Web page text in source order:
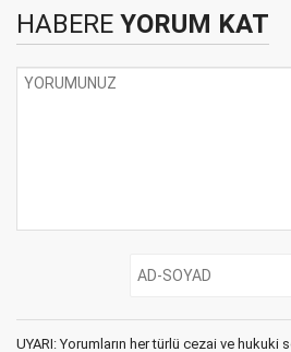
HABERE YORUM KAT
UYARI: Yorumların her türlü cezai ve